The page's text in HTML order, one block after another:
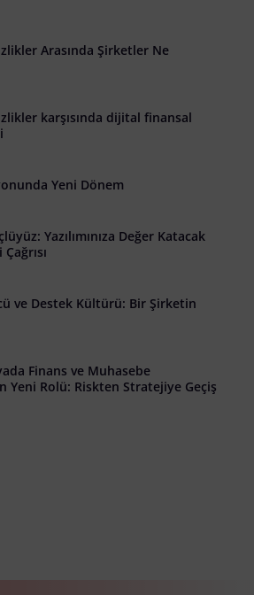
Arasında Şirketler Ne
karşısında dijital finansal
Yeni Dönem
Yazılımınıza Değer Katacak
ve Destek Kültürü: Bir Şirketin
Finans ve Muhasebe
Yeni Rolü: Riskten Stratejiye Geçiş